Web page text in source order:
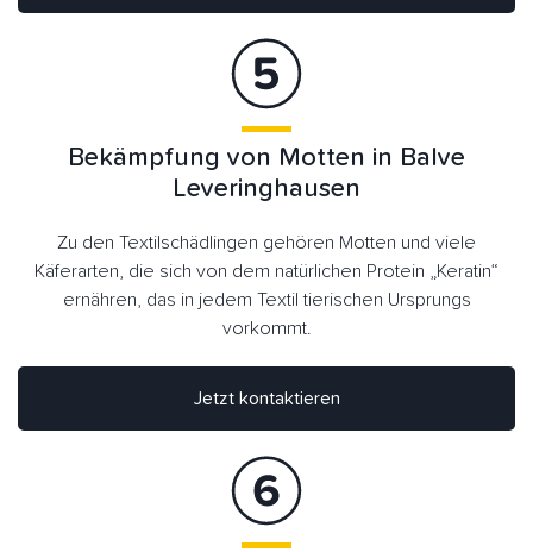
Bekämpfung von Motten in Balve
Leveringhausen
Zu den Textilschädlingen gehören Motten und viele
Käferarten, die sich von dem natürlichen Protein „Keratin“
ernähren, das in jedem Textil tierischen Ursprungs
vorkommt.
Jetzt kontaktieren